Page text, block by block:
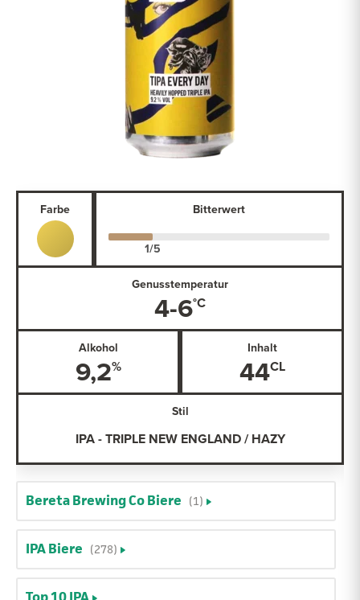
Farbe Bitterwert
Genusstemperatur
4-6
Alkohol
9,2
Inhalt
44
Stil
IPA - TRIPLE NEW ENGLAND / HAZY
Bereta Brewing Co Biere (1)
IPA Biere (278)